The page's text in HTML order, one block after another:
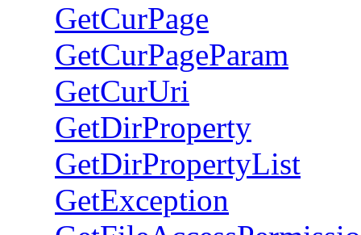
GetCurPage
GetCurPageParam
GetCurUri
GetDirProperty
GetDirPropertyList
GetException